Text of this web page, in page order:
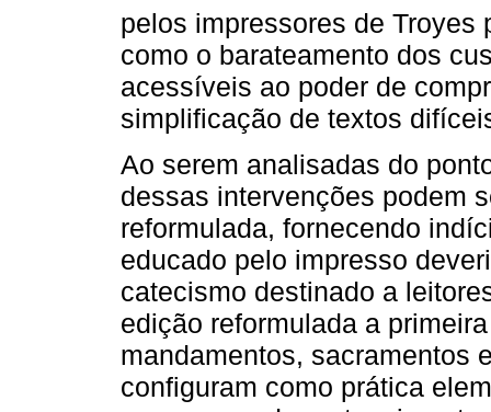
pelos impressores de Troyes
como o barateamento dos
acessíveis ao poder de
simplificação de textos
Ao serem analisadas do
dessas intervenções podem
reformulada, fornecendo
educado pelo impresso
catecismo destinado a
edição reformulada a
mandamentos, sacramentos
configuram como prática